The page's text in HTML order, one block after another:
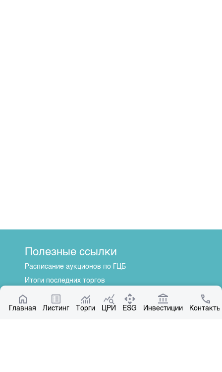
Главная Листинг Торги ЦРИ ESG Инвестиции Контакты
Полезные ссылки
Расписание аукционов по ГЦБ
Итоги последних торгов
Котировки по ЦБ
Центр раскрытия информации